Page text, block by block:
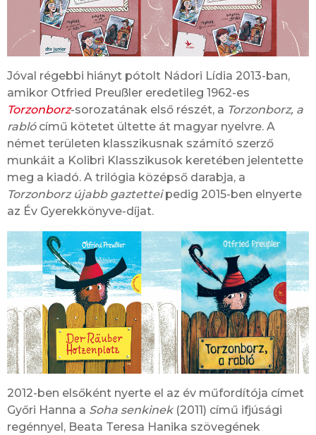
Jóval régebbi hiányt pótolt Nádori Lídia 2013-ban,
amikor Otfried Preußler eredetileg 1962-es
Torzonborz-sorozatának első részét, a Torzonborz, a
rablócímű kötetet ültette át magyar nyelvre. A
német területen klasszikusnak számító szerző
munkáit a Kolibri Klasszikusok keretében jelentette
meg a kiadó. A trilógia középső darabja, a
Torzonborz újabb gaztetteipedig 2015-ben elnyerte
az Év Gyerekkönyve-díjat.
2012-ben elsőként nyerte el az év műfordítója címet
Győri Hanna a Soha senkinek(2011) című ifjúsági
regénnyel, Beata Teresa Hanika szövegének